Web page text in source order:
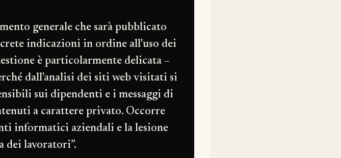
generale che sarà pubblicato
indicazioni in ordine all'uso dei
è particolarmente delicata –
dall'analisi dei siti web visitati si
sui dipendenti e i messaggi di
a carattere privato. Occorre
informatici aziendali e la lesione
dei lavoratori”.